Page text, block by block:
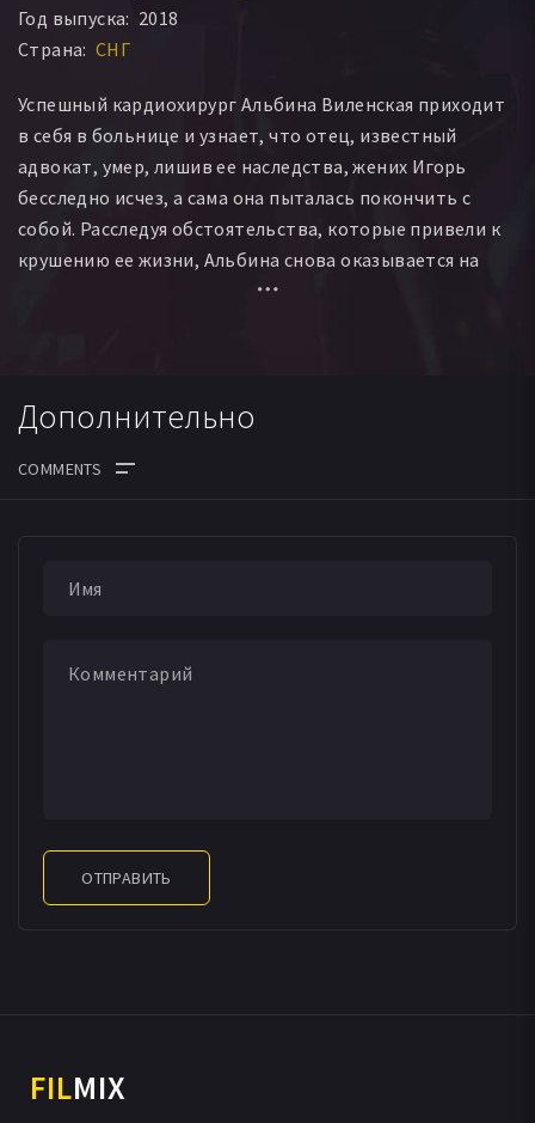
Год выпуска: 2018
Страна: СНГ
Успешный кардиохирург Альбина Виленская приходит
в себя в больнице и узнает, что отец, известный
адвокат, умер, лишив ее наследства, жених Игорь
бесследно исчез, а сама она пыталась покончить с
собой. Расследуя обстоятельства, которые привели к
крушению ее жизни, Альбина снова оказывается на
краю пропасти. К счастью, на ее пути появляется
Дополнительно
ОТПРАВИТЬ
FILMIX